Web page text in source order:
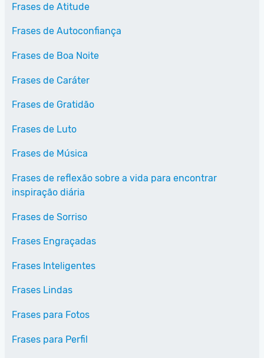
Frases de Atitude
Frases de Autoconfiança
Frases de Boa Noite
Frases de Caráter
Frases de Gratidão
Frases de Luto
Frases de Música
Frases de reflexão sobre a vida para encontrar
inspiração diária
Frases de Sorriso
Frases Engraçadas
Frases Inteligentes
Frases Lindas
Frases para Fotos
Frases para Perfil